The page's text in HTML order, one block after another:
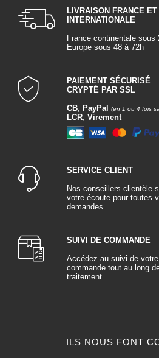
LIVRAISON FRANCE ET
INTERNATIONALE
France continentale sous
Europe sous 48 à 72h
PAIEMENT SÉCURISÉ
CRYPTÉ PAR SSL
CB, PayPal (en 1 ou 4 fois
LCR, Virement
SERVICE CLIENT
Nos conseillers clientèle
votre écoute pour toutes
demandes.
SUIVI DE COMMANDE
Accédez au suivi de votre
commande tout au long
traitement.
ILS NOUS FONT